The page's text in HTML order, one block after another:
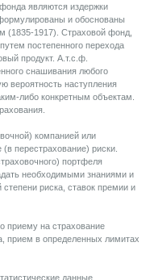
являются издержки
и обоснованы
(1835-1917). Страховой фонд,
постепенного перехода
продукт. А.т.с.ф.
снашивания любого
вероятность наступления
либо конкретным объектам.
компанией или
перестрахование) риски.
портфеля
необходимыми знаниями и
риска, ставок премии и
приему на страхование
прием в определенных лимитах
данные,